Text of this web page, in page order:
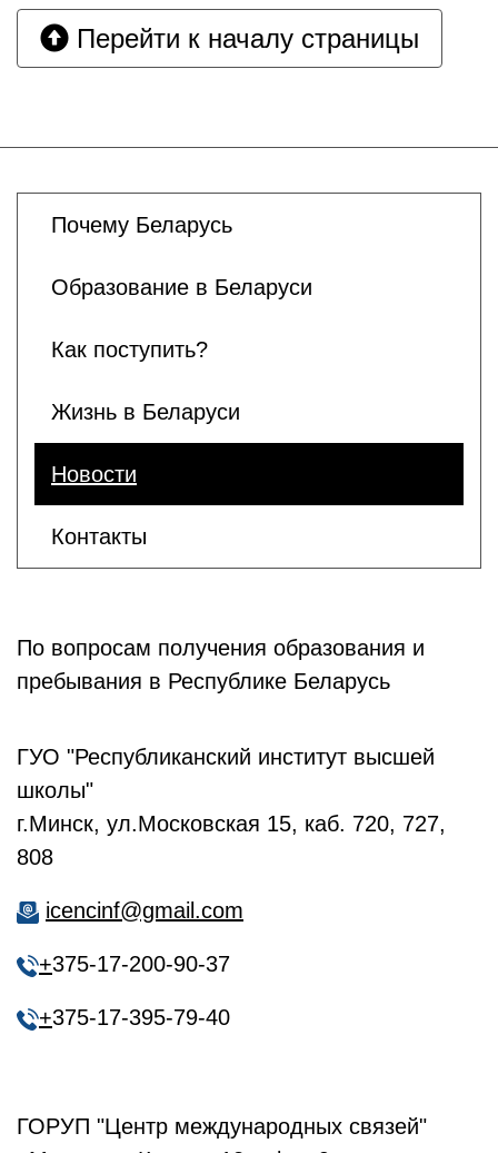
Перейти к началу страницы
Почему Беларусь
Образование в Беларуси
Как поступить?
Жизнь в Беларуси
Новости
Контакты
По вопросам получения образования и
пребывания в Республике Беларусь
ГУО "Республиканский институт высшей
школы"
г.Минск, ул.Московская 15, каб. 720, 727,
808
icencinf@gmail.com
+375-17-200-90-37
+375-17-395-79-40
ГОРУП "Центр международных связей"